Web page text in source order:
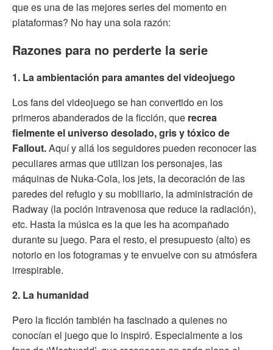
que es una de las mejores series del momento en
plataformas? No hay una sola razón:
Razones para no perderte la serie
1. La ambientación para amantes del videojuego
Los fans del videojuego se han convertido en los
primeros abanderados de la ficción, que recrea
fielmente el universo desolado, gris y tóxico de
Fallout.Aquí y allá los seguidores pueden reconocer las
peculiares armas que utilizan los personajes, las
máquinas de Nuka-Cola, los jets, la decoración de las
paredes del refugio y su mobiliario, la administración de
Radway (la poción intravenosa que reduce la radiación),
etc. Hasta la música es la que les ha acompañado
durante su juego. Para el resto, el presupuesto (alto) es
notorio en los fotogramas y te envuelve con su atmósfera
irrespirable.
2. La humanidad
Pero la ficción también ha fascinado a quienes no
conocían el juego que lo inspiró. Especialmente a los